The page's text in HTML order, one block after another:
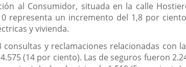
al Consumidor, situada en la calle
representa un incremento del 1,8 por
y vivienda.
consultas y reclamaciones relacionadas
(14 por ciento). Las de seguros fueron